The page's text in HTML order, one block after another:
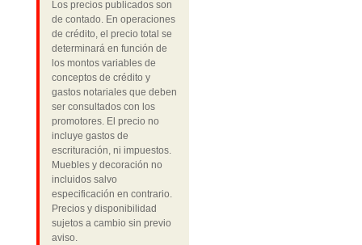
Los precios publicados son
de contado. En operaciones
de crédito, el precio total se
determinará en función de
los montos variables de
conceptos de crédito y
gastos notariales que deben
ser consultados con los
promotores. El precio no
incluye gastos de
escrituración, ni impuestos.
Muebles y decoración no
incluidos salvo
especificación en contrario.
Precios y disponibilidad
sujetos a cambio sin previo
aviso.